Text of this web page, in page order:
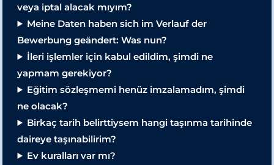
veya iptal alacak mıyım?
Meine Daten haben sich im Verlauf der
Bewerbung geändert: Was nun?
İleri işlemler için kabul edildim, şimdi ne
yapmam gerekiyor?
Eğitim sözleşmemi henüz imzalamadım, şimdi
ne olacak?
Birkaç tarih belirttiysem hangi taşınma tarihinde
daireye taşınabilirim?
Ev kuralları var mı?